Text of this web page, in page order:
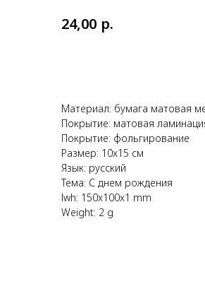
24,00 р.
Материал: бумага матовая
Покрытие: матовая
Покрытие: фольгирование
Размер: 10x15 см
Язык: русский
Тема: С днем рождения
lwh: 150x100x1 mm
Weight: 2 g